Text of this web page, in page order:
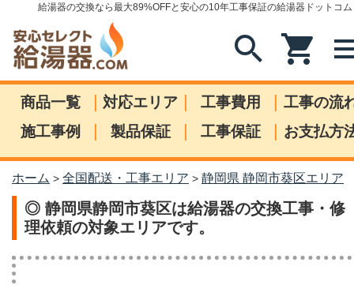
給湯器の交換なら最大89%OFFと安心の10年工事保証の給湯器ドットコム
search shopping_cart
商品一覧 | 対応エリア | 工事費用 | 工事の流
施工事例
| 製品保証 | 工事保証 | お支払方
ホーム > 全国配送・工事エリア > 静岡県 静岡市葵区エリア
◎ 静岡県静岡市葵区は給湯器の交換工事・修
理依頼の対象エリアです。